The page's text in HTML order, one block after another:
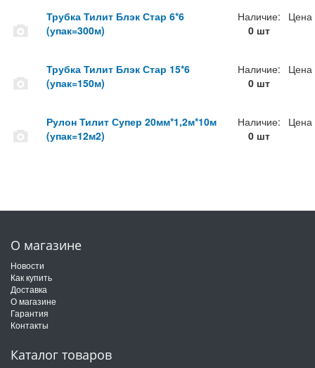
Трубка Тилит Блэк Стар 6*6
(упак=300м)
Наличие:
0 шт
Цена
Трубка Тилит Блэк Стар 15*6
(упак=150м)
Наличие:
0 шт
Цена
Рулон Тилит Супер 20мм*1,2м*10м
(упак=12м2)
Наличие:
0 шт
Цена
О магазине
Новости
Как купить
Доставка
О магазине
Гарантия
Контакты
Каталог товаров